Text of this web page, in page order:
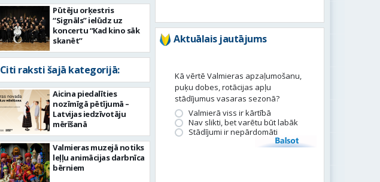
Pūtēju orķestris
“Signāls” ielūdz uz
koncertu “Kad kino sāk
skanēt”
Citi raksti šajā kategorijā:
Aicina piedalīties
nozīmīgā pētījumā –
Latvijas iedzīvotāju
mērīšanā
Valmieras muzejā notiks
leļļu animācijas darbnīca
bērniem
Aktuālais jautājums
Kā vērtē Valmieras apzaļumošanu,
puķu dobes, rotācijas apļu
stādījumus vasaras sezonā?
Valmierā viss ir kārtībā
Nav slikti, bet varētu būt labāk
Stādījumi ir nepārdomāti
Balsot